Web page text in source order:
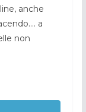
anche
a
non